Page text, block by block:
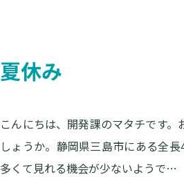
夏休み
こんにちは、開発課のマタチです
しょうか。静岡県三島市にある全
多くて見れる機会が少ないようで…